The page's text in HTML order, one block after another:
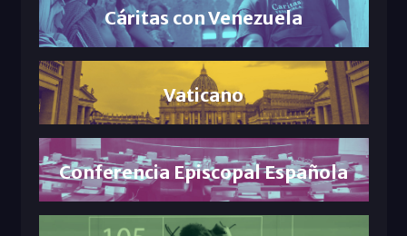
Cáritas con Venezuela
Vaticano
Conferencia Episcopal Española